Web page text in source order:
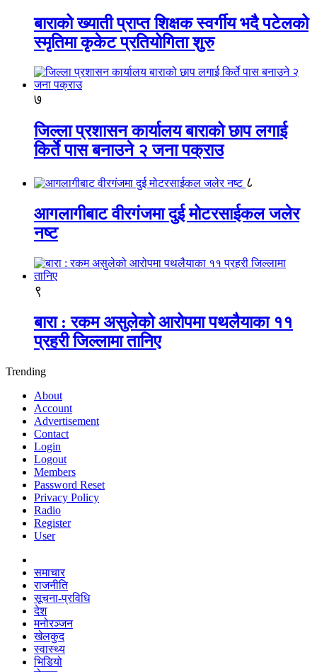
बाराको ख्याती प्राप्त शिक्षक स्वर्गीय भदै पटेलको
स्मृतिमा कृकेट प्रतियोगिता शुरु
७
जिल्ला प्रशासन कार्यालय बाराको छाप लगाई
किर्ते पास बनाउने २ जना पक्राउ
८
आगलागीबाट वीरगंजमा दुई मोटरसाईकल जलेर
नष्ट
९
बारा : रकम असुलेको आरोपमा पथलैयाका ११
प्रहरी जिल्लामा तानिए
Trending
About
Account
Advertisement
Contact
Login
Logout
Members
Password Reset
Privacy Policy
Radio
Register
User
समाचार
राजनीति
सूचना-प्रविधि
देश
मनोरञ्जन
खेलकुद
स्वास्थ्य
भिडियो